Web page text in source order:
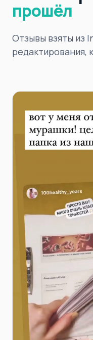
прошёл
Отзывы взяты из
редактирования,